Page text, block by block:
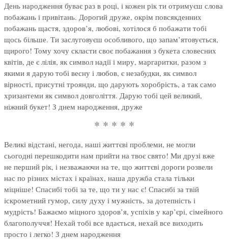
День народження буває раз в році, і кожен рік ти отримуєш слова
побажань і привітань. Дорогий друже, окрім повсякденних
побажань щастя, здоров’я, любові, хотілося б побажати тобі
щось більше. Ти заслуговуєш особливого, що запам’ятовується,
щирого! Тому хочу скласти своє побажання з букета словесних
квітів, де є лілія, як символ надії і миру, маргаритки, разом з
якими я дарую тобі весну і любов, є незабудки, як символ
вірності, присутні троянди, що дарують хоробрість, а так само
хризантеми як символ довголіття. Дарую тобі цей великий,
ніжний букет! З днем народження, друже
* * * * *
Великі відстані, негода, наші життєві проблеми, не могли
сьогодні перешкодити нам прийти на твоє свято! Ми друзі вже
не перший рік, і незважаючи на те, що життєві дороги розвели
нас по різних містах і країнах, наша дружба стала тільки
міцніше! Спасибі тобі за те, що ти у нас є! Спасибі за твій
іскрометний гумор, силу духу і мужність, за дотепність і
мудрість! Бажаємо міцного здоров’я, успіхів у кар’єрі, сімейного
благополуччя! Нехай тобі все вдається, нехай все виходить
просто і легко! З днем народження